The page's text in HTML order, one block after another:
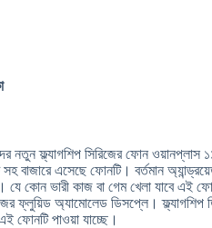
নতুন ফ্ল্যাগশিপ সিরিজের ফোন ওয়ানপ্লাস
বাজারে এসেছে ফোনটি। বর্তমান
যে কোন ভারী কাজ বা গেম খেলা যাবে এই
ফ্লুয়িড অ্যামোলেড ডিসপ্লে।
ফোনটি পাওয়া যাচ্ছে।